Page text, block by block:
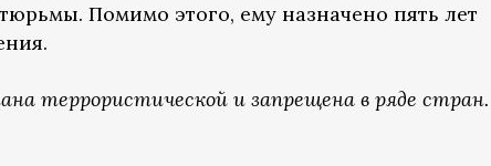
Помимо этого, ему назначено пять лет
террористической и запрещена в ряде стран.